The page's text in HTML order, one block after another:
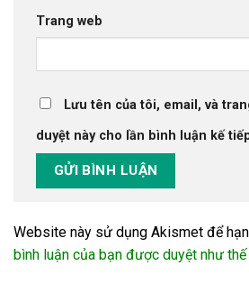
Trang web
Lưu tên của tôi, email, và
duyệt này cho lần bình luận kế
Website này sử dụng Akismet để
bình luận của bạn được duyệt như thế